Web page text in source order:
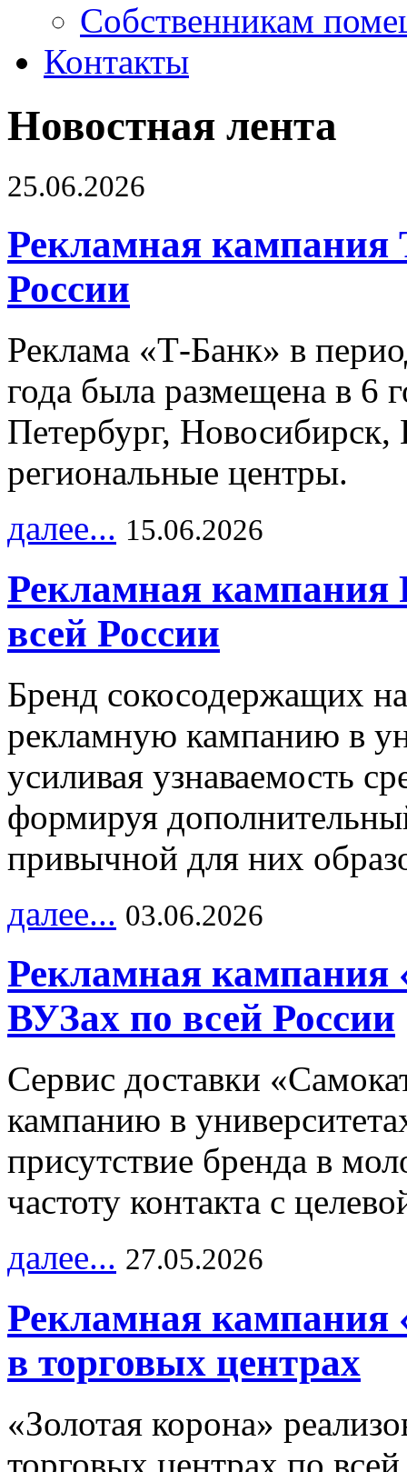
Собственникам
Контакты
Новостная лента
25.06.2026
Рекламная кампания
России
Реклама «Т-Банк» в
года была размещена в 6
Петербург,
региональные центры.
далее... 15.06.2026
Рекламная
всей России
Бренд сокосодержащих
рекламную кампанию в
усиливая узнаваемость
формируя
привычной для них
далее... 03.06.2026
Рекламная кампания
ВУЗах по всей России
Сервис доставки
кампанию в
присутствие бренда в
частоту контакта с
далее... 27.05.2026
Рекламная кампания
в торговых центрах
«Золотая корона»